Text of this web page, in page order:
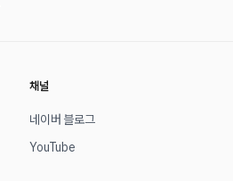
채널
네이버 블로그
YouTube